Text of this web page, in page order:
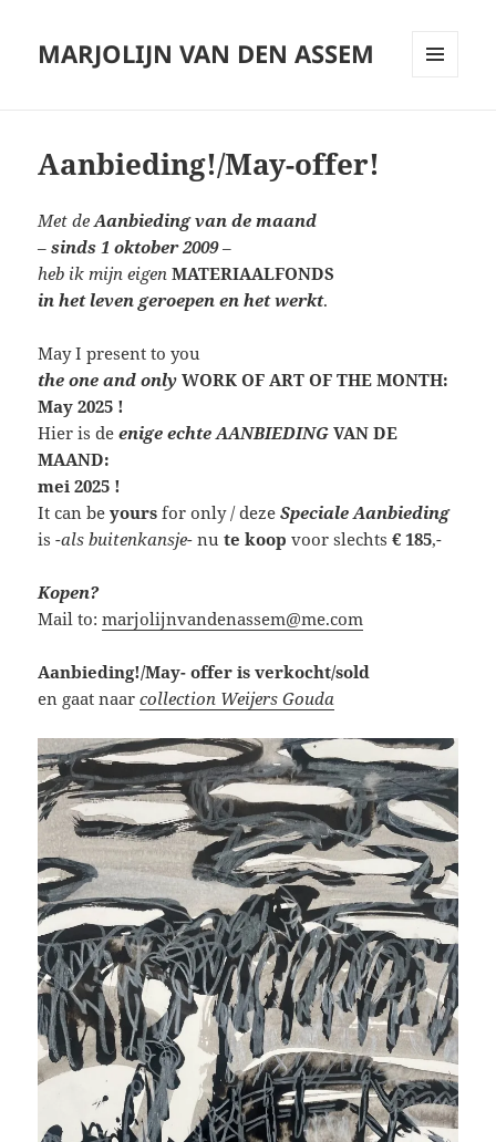
MARJOLIJN VAN DEN ASSEM
Aanbieding!/May-offer!
Met de Aanbieding van de maand
–sinds 1 oktober 2009–
heb ik mijn eigen MATERIAALFONDS
in het leven geroepen en het werkt.
May I present to you
the one and onlyWORK OF ART OF THE MONTH:
May 2025 !
Hier is deenige echte AANBIEDING VAN DE
MAAND:
mei 2025 !
It can beyours for only / dezeSpeciale Aanbieding
is-als buitenkansje-nute koopvoor slechts€ 185,-
Kopen?
Mail to:marjolijnvandenassem@me.com
Aanbieding!/May- offer is verkocht/sold
en gaat naarcollection Weijers Gouda